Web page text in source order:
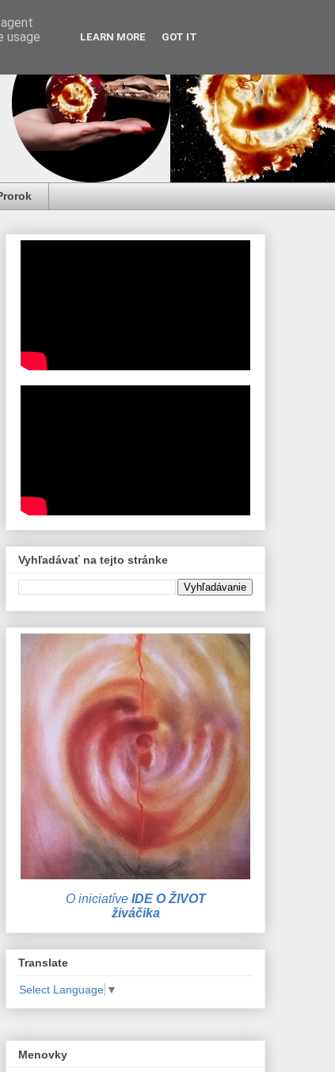
Vyhľadávať na tejto stránke
O iniciatíve IDE O ŽIVOT
živáčika
Translate
Select Language ▼
Menovky
usage
LEARN MORE GOT IT